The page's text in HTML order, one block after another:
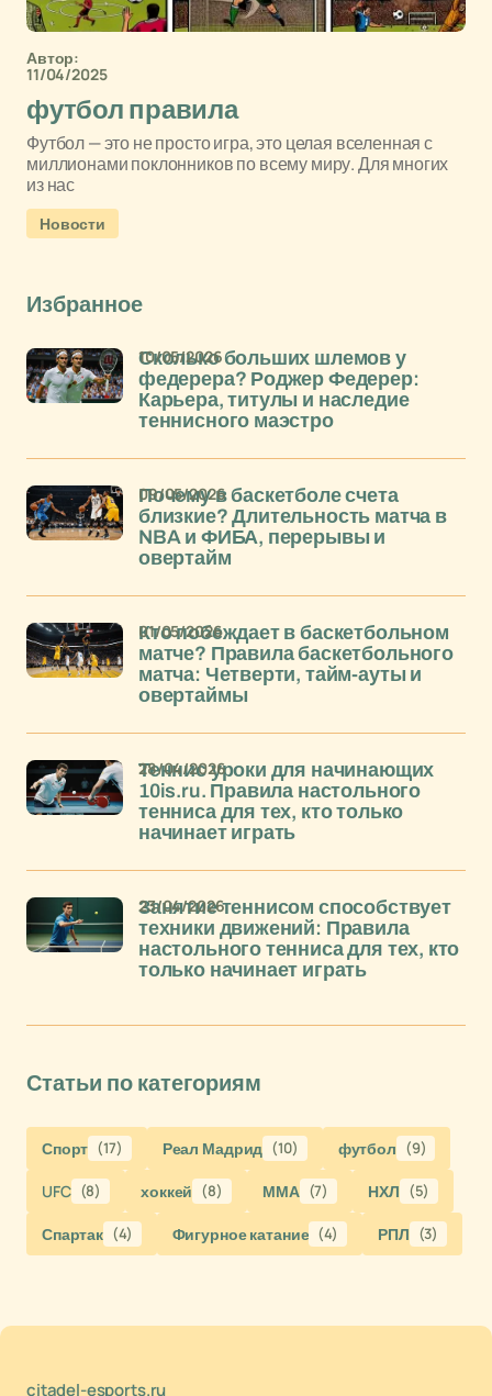
Автор:
11/04/2025
футбол правила
Футбол — это не просто игра, это целая вселенная с
миллионами поклонников по всему миру. Для многих
из нас
Новости
Избранное
Сколько больших шлемов у
федерера? Роджер Федерер:
Карьера, титулы и наследие
теннисного маэстро
10/05/2026
Почему в баскетболе счета
близкие? Длительность матча в
NBA и ФИБА, перерывы и
овертайм
09/05/2026
Кто побеждает в баскетбольном
матче? Правила баскетбольного
матча: Четверти, тайм-ауты и
овертаймы
01/05/2026
Теннис уроки для начинающих
10is.ru. Правила настольного
тенниса для тех, кто только
начинает играть
28/04/2026
Занятие теннисом способствует
техники движений: Правила
настольного тенниса для тех, кто
только начинает играть
23/04/2026
Статьи по категориям
Спорт (17) Реал Мадрид (10) футбол (9)
UFC (8) хоккей (8) ММА (7) НХЛ (5)
Спартак (4) Фигурное катание (4) РПЛ (3)
citadel-esports.ru